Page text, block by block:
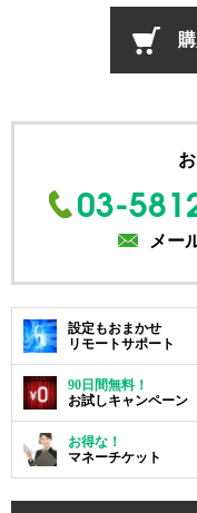
03-
メー
設定もおまかせ
リモートサポート
90日間無料！
お試しキャンペーン
お得な！
マネーチケット